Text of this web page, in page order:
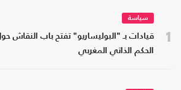
1
سياسة
قيادات بـ "البوليساريو" تفتح باب النقاش
الحكم الذاتي المغربي